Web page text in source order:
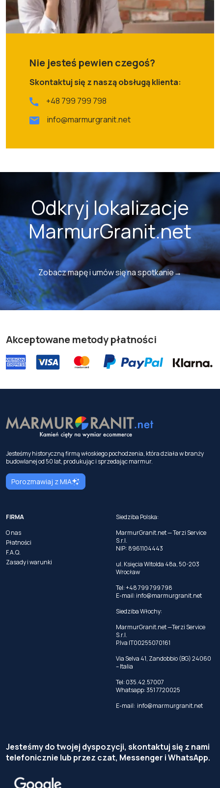
Nie jesteś pewien czegoś?
Skontaktuj się z naszą obsługą klienta:
+48 799 799 798
info@marmurgranit.net
Odkryj lokalizacje
MarmurGranit.net
Zobacz mapę i umów się na spotkanie→
Akceptowane metody płatności
Jesteśmy historyczną firmą włoskiego pochodzenia, która działa w branży
budowlanej od 50 lat, produkując i sprzedając marmur.
Porozmawiaj z MIA
FIRMA
O nas
Płatności
F.A.Q.
Zasady i warunki
Siedziba Polska:
MarmurGranit.net — Terzi Service
S.r.l.
NIP: 8961104443
ul. Księcia Witolda 48a, 50-203
Wrocław
Tel: +48 799 799 798
E-mail: info@marmurgranit.net
Siedziba Włochy:
MarmurGranit.net —Terzi Service
S.r.l.
P.Iva IT00255070161
Via Selva 41, Zandobbio (BG) 24060
– Italia
Tel: 035.42.57007
Whatsapp:351 7720025
E-mail: info@marmurgranit.net
Jesteśmy do twojej dyspozycji, skontaktuj się z nami
telefonicznie lub przez czat, Messenger i WhatsApp.